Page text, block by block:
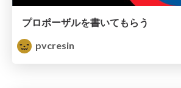
プロポーザルを書いてもらう
pvcresin